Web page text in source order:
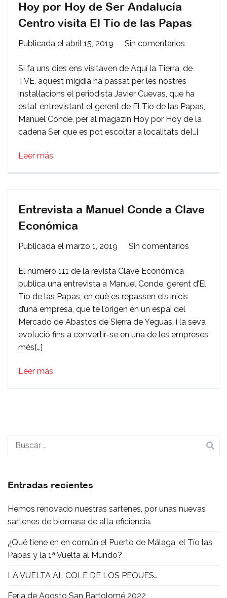
Hoy por Hoy de Ser Andalucía
Centro visita El Tío de las Papas
Publicada el abril 15, 2019 Sin comentariosen
por
Hoy
de
Ser
Andalucía
Centro
Papas
Si fa uns dies ens visitaven de Aquí la Tierra, de
TVE, aquest migdia ha passat per les nostres
instal·lacions el periodista Javier Cuevas, que ha
estat entrevistant el gerent de El Tio de las Papas,
Manuel Conde, per al magazín Hoy por Hoy de la
cadena Ser, que es pot escoltar a localitats de[…]
Leer más
Entrevista a Manuel Conde a Clave
Económica
Publicada el marzo 1, 2019 Sin comentariosen
Manuel
Clave
El número 111 de la revista Clave Económica
publica una entrevista a Manuel Conde, gerent d’El
Tío de las Papas, en què es repassen els inicis
d’una empresa, que té l’origen en un espai del
Mercado de Abastos de Sierra de Yeguas, i la seva
evolució fins a convertir-se en una de les empreses
més[…]
Leer más
Buscar:
Entradas recientes
Hemos renovado nuestras sartenes, por unas nuevas
sartenes de biomasa de alta eficiencia.
¿Qué tiene en en común el Puerto de Málaga, el Tío las
Papas y la 1ª Vuelta al Mundo?
LA VUELTA AL COLE DE LOS PEQUES…
Feria de Agosto San Bartolomé 2022